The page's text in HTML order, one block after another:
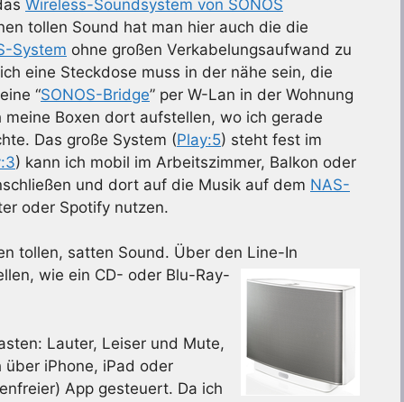
Wireless-Soundsystem von SONOS
tollen Sound hat man hier auch die die
System ohne großen Verkabelungsaufwand zu
eine Steckdose muss in der nähe sein, die
“SONOS-Bridge” per W-Lan in der Wohnung
Boxen dort aufstellen, wo ich gerade
Das große System (Play:5) steht fest im
) kann ich mobil im Arbeitszimmer, Balkon oder
und dort auf die Musik auf dem NAS-
oder Spotify nutzen.
tollen, satten Sound. Über den Line-In
wie ein CD- oder Blu-Ray-
Lauter, Leiser und Mute,
iPhone, iPad oder
App gesteuert. Da ich